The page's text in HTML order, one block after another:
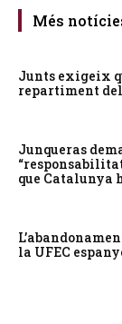
Més
Junts exigeix
repartiment
Junqueras
que Catalunya
la UFEC